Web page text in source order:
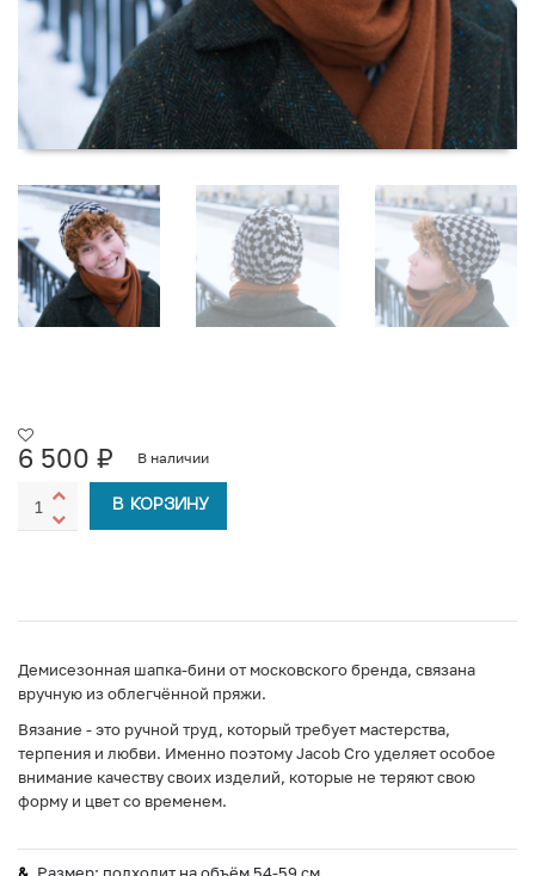
6 500 ₽ В наличии
В КОРЗИНУ
Демисезонная шапка-бини от московского бренда, связана
вручную из облегчённой пряжи.
Вязание - это ручной труд, который требует мастерства,
терпения и любви. Именно поэтому Jacob Cro уделяет особое
внимание качеству своих изделий, которые не теряют свою
форму и цвет со временем.